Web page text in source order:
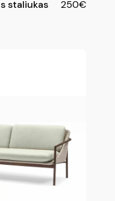
staliukas 250€